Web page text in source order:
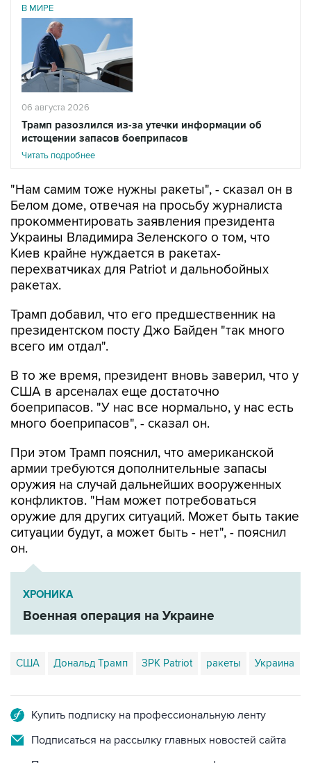
В МИРЕ
06 августа 2026
Трамп разозлился из-за утечки информации об
истощении запасов боеприпасов
Читать подробнее
"Нам самим тоже нужны ракеты", - сказал он в
Белом доме, отвечая на просьбу журналиста
прокомментировать заявления президента
Украины Владимира Зеленского о том, что
Киев крайне нуждается в ракетах-
перехватчиках для Patriot и дальнобойных
ракетах.
Трамп добавил, что его предшественник на
президентском посту Джо Байден "так много
всего им отдал".
В то же время, президент вновь заверил, что у
США в арсеналах еще достаточно
боеприпасов. "У нас все нормально, у нас есть
много боеприпасов", - сказал он.
При этом Трамп пояснил, что американской
армии требуются дополнительные запасы
оружия на случай дальнейших вооруженных
конфликтов. "Нам может потребоваться
оружие для других ситуаций. Может быть такие
ситуации будут, а может быть - нет", - пояснил
он.
ХРОНИКА
Военная операция на Украине
США Дональд Трамп ЗРК Patriot ракеты Украина
Купить подписку на профессиональную ленту
Подписаться на рассылку главных новостей сайта